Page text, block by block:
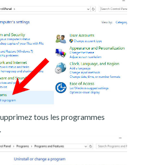
tous les programmes